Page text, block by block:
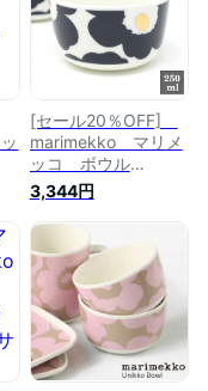
[セール20％OFF]
marimekko マリメ
ッコ ボウル
（小） UNIKKO
No.152(39)（ダーク
ネイビー×ゴール
ド） 【日本限定】
3,344円